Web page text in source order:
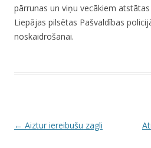
pārrunas un viņu vecākiem
Liepājas pilsētas Pašvaldības
noskaidrošanai.
P
← Aiztur iereibušu zagli